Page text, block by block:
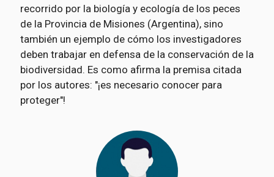
recorrido por la biología y ecología de los peces
de la Provincia de Misiones (Argentina), sino
también un ejemplo de cómo los investigadores
deben trabajar en defensa de la conservación de la
biodiversidad. Es como afirma la premisa citada
por los autores: "¡es necesario conocer para
proteger"!